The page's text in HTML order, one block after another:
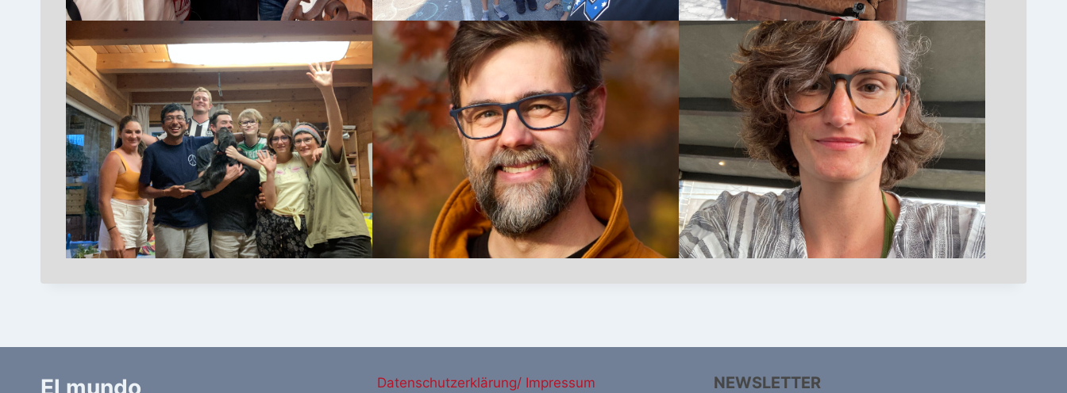
El mundo Datenschutzerklärung/ Impressum NEWSLETTER